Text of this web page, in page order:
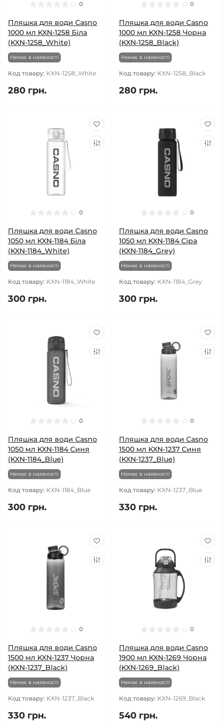
0
Пляшка для води Casno
1000 мл KXN-1258 Біла
(KXN-1258_White)
Немає в наявності
Код товару: KXN-1258_White
280 грн.
0
Пляшка для води Casno
1000 мл KXN-1258 Чорна
(KXN-1258_Black)
Немає в наявності
Код товару: KXN-1258_Black
280 грн.
0
Пляшка для води Casno
1050 мл KXN-1184 Біла
(KXN-1184_White)
Немає в наявності
Код товару: KXN-1184_White
300 грн.
0
Пляшка для води Casno
1050 мл KXN-1184 Сіра
(KXN-1184_Grey)
Немає в наявності
Код товару: KXN-1184_Grey
300 грн.
0
Пляшка для води Casno
1050 мл KXN-1184 Синя
(KXN-1184_Blue)
Немає в наявності
Код товару: KXN-1184_Blue
300 грн.
0
Пляшка для води Casno
1500 мл KXN-1237 Синя
(KXN-1237_Blue)
Немає в наявності
Код товару: KXN-1237_Blue
330 грн.
0
Пляшка для води Casno
1500 мл KXN-1237 Чорна
(KXN-1237_Black)
Немає в наявності
Код товару: KXN-1237_Black
330 грн.
0
Пляшка для води Casno
1900 мл KXN-1269 Чорна
(KXN-1269_Black)
Немає в наявності
Код товару: KXN-1269_Black
540 грн.